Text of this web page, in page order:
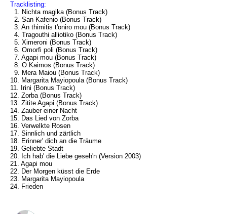
Tracklisting:
1. Nichta magika (Bonus Track)
2. San Kafenio (Bonus Track)
3. An thimitis t'oniro mou (Bonus Track)
4. Tragouthi alliotiko (Bonus Track)
5. Ximeroni (Bonus Track)
6. Omorfi poli (Bonus Track)
7. Agapi mou (Bonus Track)
8. O Kaimos (Bonus Track)
9. Mera Maiou (Bonus Track)
10. Margarita Mayiopoula (Bonus Track)
11. Irini (Bonus Track)
12. Zorba (Bonus Track)
13. Zitite Agapi (Bonus Track)
14. Zauber einer Nacht
15. Das Lied von Zorba
16. Verwelkte Rosen
17. Sinnlich und zärtlich
18. Erinner' dich an die Träume
19. Geliebte Stadt
20. Ich hab' die Liebe geseh'n (Version 2003)
21. Agapi mou
22. Der Morgen küsst die Erde
23. Margarita Mayiopoula
24. Frieden